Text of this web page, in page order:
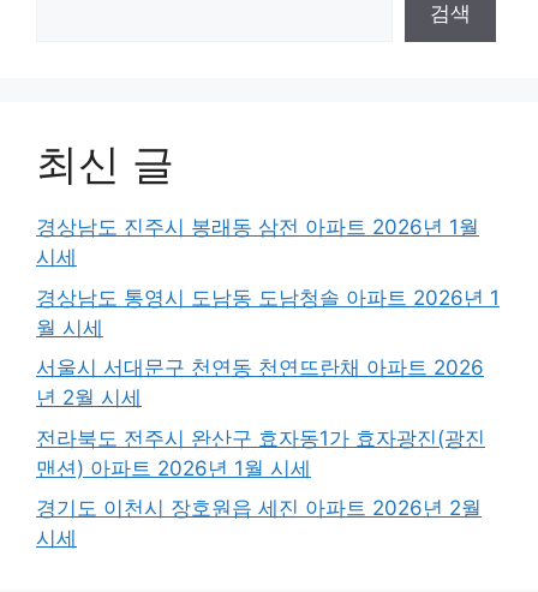
검색
최신 글
경상남도 진주시 봉래동 삼전 아파트 2026년 1월
시세
경상남도 통영시 도남동 도남청솔 아파트 2026년 1
월 시세
서울시 서대문구 천연동 천연뜨란채 아파트 2026
년 2월 시세
전라북도 전주시 완산구 효자동1가 효자광진(광진
맨션) 아파트 2026년 1월 시세
경기도 이천시 장호원읍 세진 아파트 2026년 2월
시세